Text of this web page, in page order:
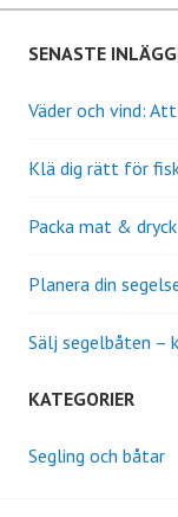
SENASTE
Väder och vind:
Klä dig rätt för
Packa mat &
Planera din
Sälj segelbåten –
KATEGORIER
Segling och båtar